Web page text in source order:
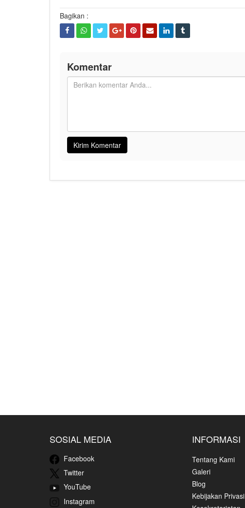
Bagikan :
Komentar
SOSIAL MEDIA
Facebook
Twitter
YouTube
Instagram
INFORMASI
Tentang Kami
Galeri
Blog
Kebijakan Privasi